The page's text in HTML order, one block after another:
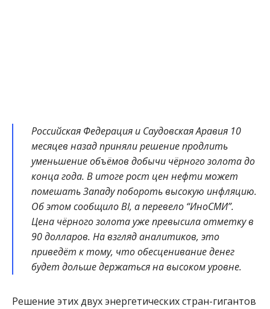
Российская Федерация и Саудовская Аравия 10
месяцев назад приняли решение продлить
уменьшение объёмов добычи чёрного золота до
конца года. В итоге рост цен нефти может
помешать Западу побороть высокую инфляцию.
Об этом сообщило BI, а перевело “ИноСМИ”.
Цена чёрного золота уже превысила отметку в
90 долларов. На взгляд аналитиков, это
приведёт к тому, что обесценивание денег
будет дольше держаться на высоком уровне.
Решение этих двух энергетических стран-гигантов